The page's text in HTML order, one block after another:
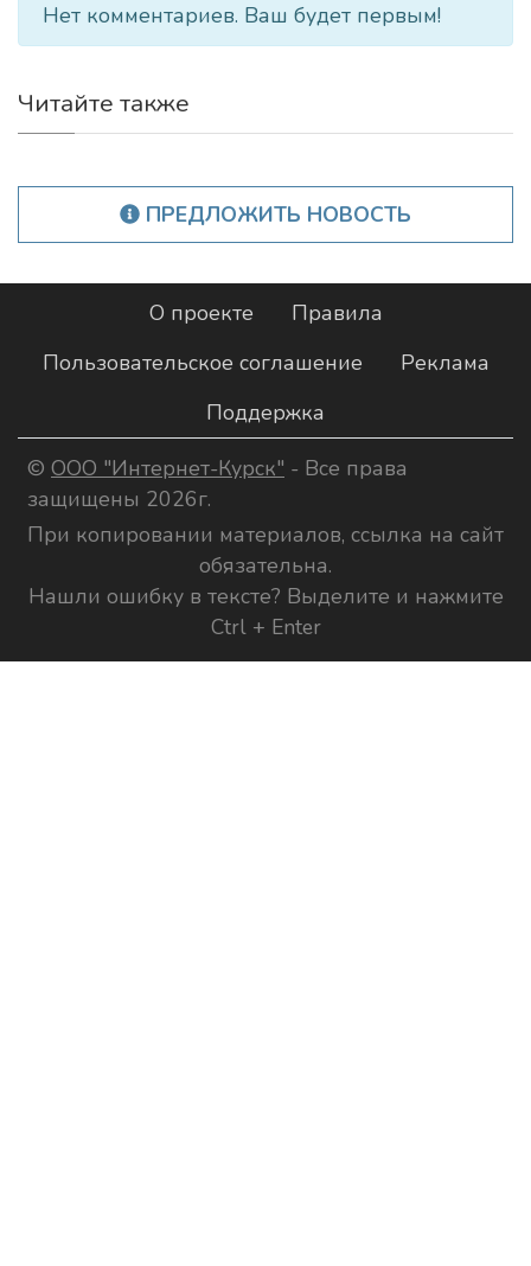
Нет комментариев. Ваш будет первым!
Читайте также
ПРЕДЛОЖИТЬ НОВОСТЬ
О проекте
Правила
Пользовательское соглашение
Реклама
Поддержка
© ООО "Интернет-Курск" - Все права
защищены 2026г.
При копировании материалов, ссылка на сайт
обязательна.
Нашли ошибку в тексте? Выделите и нажмите
Ctrl + Enter